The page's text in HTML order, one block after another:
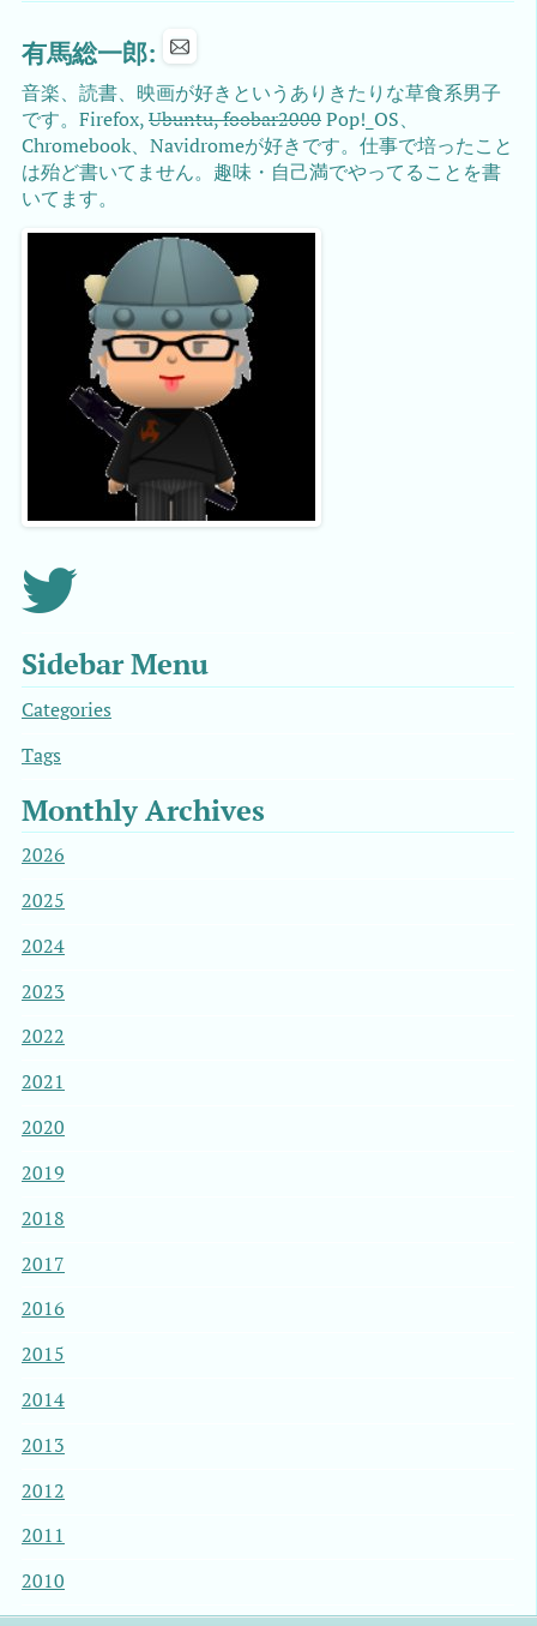
有馬総一郎:
音楽、読書、映画が好きというありきたりな草食系男子
です。Firefox,Ubuntu, foobar2000Pop!_OS、
Chromebook、Navidromeが好きです。仕事で培ったこと
は殆ど書いてません。趣味・自己満でやってることを書
いてます。
Sidebar Menu
Categories
Tags
Monthly Archives
2026
2025
2024
2023
2022
2021
2020
2019
2018
2017
2016
2015
2014
2013
2012
2011
2010